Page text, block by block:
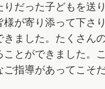
りだった子どもを送
様が寄り添って下さ
きました。たくさん
ことができました。
指導があってこそ